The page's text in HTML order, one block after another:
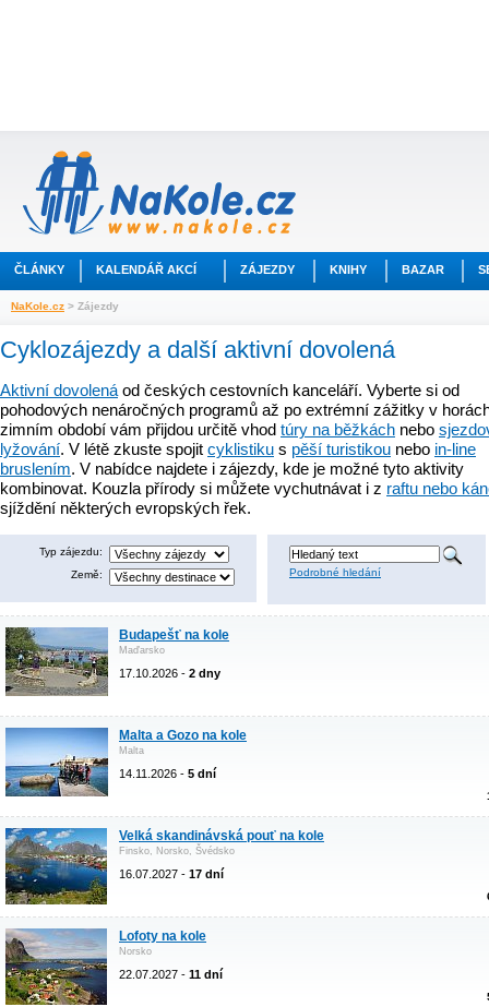
ČLÁNKY KALENDÁŘ AKCÍ ZÁJEZDY KNIHY BAZAR
NaKole.cz > Zájezdy
Cyklozájezdy a další aktivní dovolená
Aktivní dovolená od českých cestovních kanceláří. Vyberte si od
pohodových nenáročných programů až po extrémní zážitky v
zimním období vám přijdou určitě vhod túry na běžkách nebo
lyžování. V létě zkuste spojit cyklistiku s pěší turistikou nebo in-line
bruslením. V nabídce najdete i zájezdy, kde je možné tyto aktivity
kombinovat. Kouzla přírody si můžete vychutnávat i z raftu nebo
sjíždění některých evropských řek.
Typ zájezdu:
Země:
Podrobné hledání
Budapešť na kole
Maďarsko
17.10.2026 - 2 dny
Malta a Gozo na kole
Malta
14.11.2026 - 5 dní
Velká skandinávská pouť na kole
Finsko, Norsko, Švédsko
16.07.2027 - 17 dní
Lofoty na kole
Norsko
22.07.2027 - 11 dní